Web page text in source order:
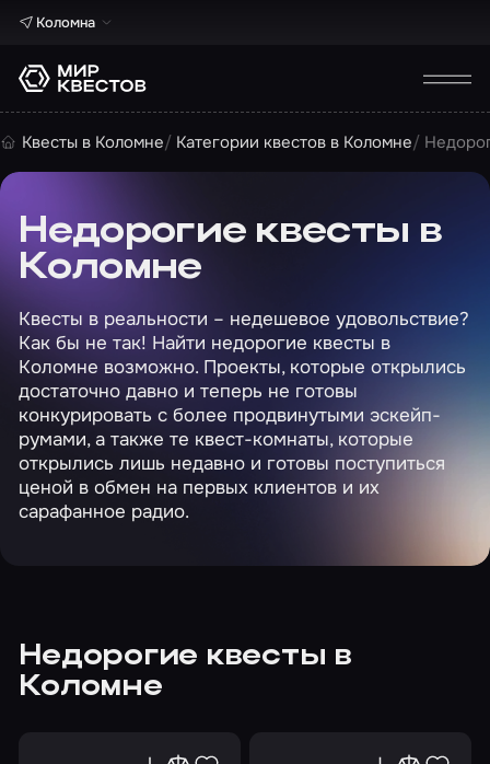
Коломна
Квесты в Коломне Категории квестов в Коломне
Недорогие квесты в
Коломне
Квесты в реальности – недешевое удовольствие?
Как бы не так! Найти недорогие квесты в
Коломне возможно. Проекты, которые открылись
достаточно давно и теперь не готовы
конкурировать с более продвинутыми эскейп-
румами, а также те квест-комнаты, которые
открылись лишь недавно и готовы поступиться
ценой в обмен на первых клиентов и их
сарафанное радио.
Недорогие квесты в
Коломне